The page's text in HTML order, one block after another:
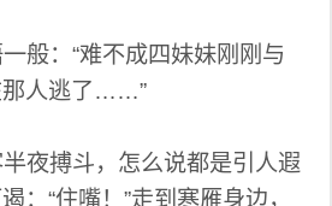
般：“难不成四妹妹刚刚与
那人逃了……”
夜搏斗，怎么说都是引人遐
：“住嘴！”走到寒雁身边，